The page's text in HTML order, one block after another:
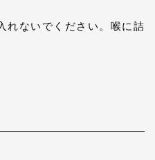
れないでください。喉に詰